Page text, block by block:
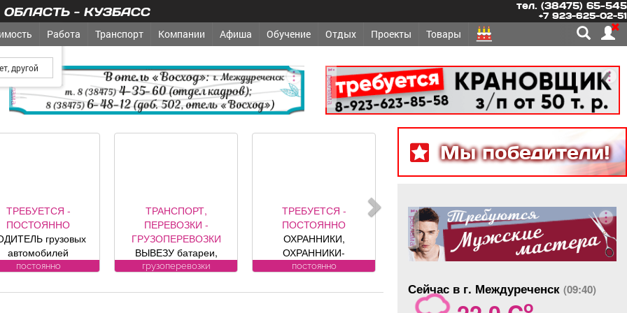
- КУЗБАСС тел. (38475) 65-545
+7 923-625-02-51
Работа Транспорт Компании Афиша Обучение Отдых Проекты Товары
реклама реклама
ТРЕБУЕТСЯ -
ПОСТОЯННО
грузовых
автомобилей
Требования к
Подробности по
постоянно
ТРАНСПОРТ,
ПЕРЕВОЗКИ -
ГРУЗОПЕРЕВОЗКИ
ВЫВЕЗУ батареи,
ванны, печки,
БЕСПЛАТНО.
грузоперевозки
ТРЕБУЕТСЯ -
ПОСТОЯННО
ОХРАННИКИ,
ОХРАННИКИ-
ВОДИТЕЛИ Требования
Условия:
постоянно
Мы победители!
реклама
Сейчас в г. Междуреченск (09:40)
o